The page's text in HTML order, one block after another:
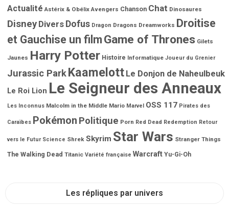
Actualité Astérix & Obélix Avengers Chanson Chat Dinosaures
Disney Divers Dofus Dragon Dragons Dreamworks Droitise
et Gauchise un film Game of Thrones Gilets
Jaunes Harry Potter Histoire Informatique Joueur du Grenier
Jurassic ParkKaamelott Le Donjon de Naheulbeuk
Le Roi Lion Le Seigneur des Anneaux
Les Inconnus Malcolm in the Middle Mario Marvel OSS 117 Pirates des
Caraïbes Pokémon Politique Porn Red Dead Redemption Retour
vers le Futur Science Shrek Skyrim Star Wars Stranger Things
The Walking Dead Titanic Variété française Warcraft Yu-Gi-Oh
Les répliques par univers